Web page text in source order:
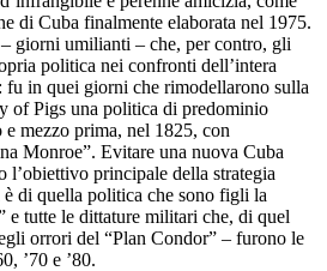
di Cuba finalmente elaborata nel 1975.
giorni umilianti – che, per contro, gli
politica nei confronti dell’intera
in quei giorni che rimodellarono sulla
of Pigs una politica di predominio
mezzo prima, nel 1825, con
Monroe”. Evitare una nuova Cuba
l’obiettivo principale della strategia
è di quella politica che sono figli la
e tutte le dittature militari che, di quel
orrori del “Plan Condor” – furono le
’70 e ’80.